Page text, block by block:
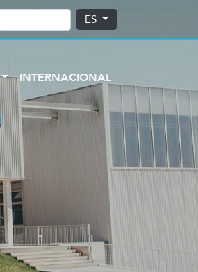
ES
INTERNACIONAL